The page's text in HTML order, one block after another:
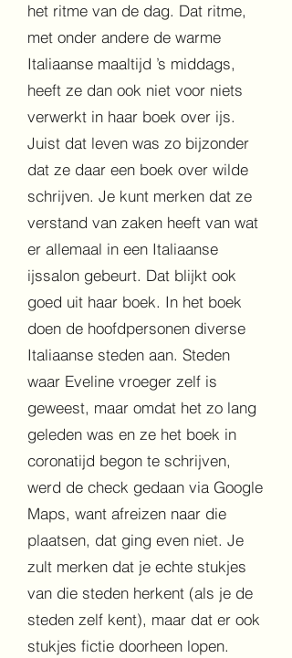
het ritme van de dag. Dat ritme,
met onder andere de warme
Italiaanse maaltijd ’s middags,
heeft ze dan ook niet voor niets
verwerkt in haar boek over ijs.
Juist dat leven was zo bijzonder
dat ze daar een boek over wilde
schrijven. Je kunt merken dat ze
verstand van zaken heeft van wat
er allemaal in een Italiaanse
ijssalon gebeurt. Dat blijkt ook
goed uit haar boek. In het boek
doen de hoofdpersonen diverse
Italiaanse steden aan. Steden
waar Eveline vroeger zelf is
geweest, maar omdat het zo lang
geleden was en ze het boek in
coronatijd begon te schrijven,
werd de check gedaan via Google
Maps, want afreizen naar die
plaatsen, dat ging even niet. Je
zult merken dat je echte stukjes
van die steden herkent (als je de
steden zelf kent), maar dat er ook
stukjes fictie doorheen lopen.